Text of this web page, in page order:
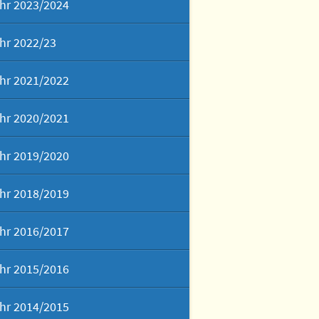
2023/2024
2022/23
2021/2022
2020/2021
2019/2020
2018/2019
2016/2017
2015/2016
2014/2015